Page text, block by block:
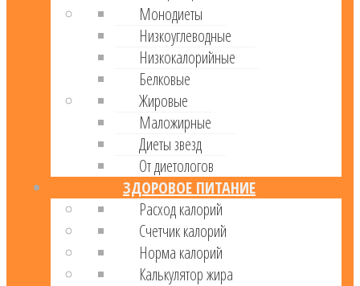
Монодиеты
Низкоуглеводные
Низкокалорийные
Белковые
Жировые
Маложирные
Диеты звезд
От диетологов
ЗДОРОВОЕ ПИТАНИЕ
Расход калорий
Cчетчик калорий
Норма калорий
Калькулятор жира